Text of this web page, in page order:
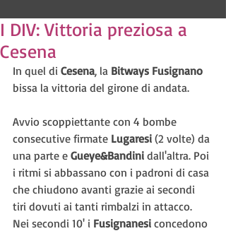
I DIV: Vittoria preziosa a
Cesena
In quel di Cesena, la Bitways Fusignano
bissa la vittoria del girone di andata.
Avvio scoppiettante con 4 bombe
consecutive firmate Lugaresi (2 volte) da
una parte e Gueye&Bandini dall'altra. Poi
i ritmi si abbassano con i padroni di casa
che chiudono avanti grazie ai secondi
tiri dovuti ai tanti rimbalzi in attacco.
Nei secondi 10' i Fusignanesi concedono